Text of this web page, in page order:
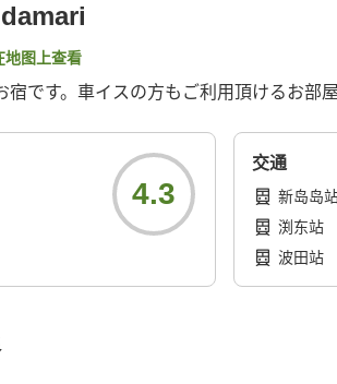
地图上查看
宿です。車イスの方もご利用頂けるお部
4.3
交通
新岛岛
渕东站
波田站